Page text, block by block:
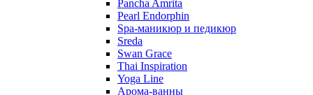
Pancha Amrita
Pearl Endorphin
Spa-маникюр и педикюр
Sreda
Swan Grace
Thai Inspiration
Yoga Line
Арома-ванны